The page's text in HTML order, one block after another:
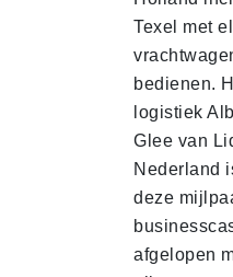
Texel met
bedienen.
logistiek
Glee van
Nederland
deze
afgelopen